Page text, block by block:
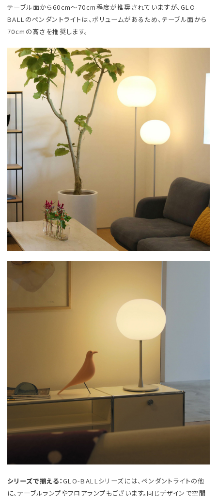
テーブル面から60cm～70cm程度が推奨されていますが、GLO-
BALLのペンダントライトは、ボリュームがあるため、テーブル面から
70cmの高さを推奨します。
シリーズで揃える：GLO-BALLシリーズには、ペンダントライトの他
に、テーブルランプやフロアランプもございます。同じデザインで空間